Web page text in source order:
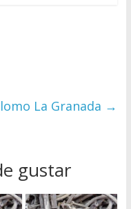
La Granada →
gustar